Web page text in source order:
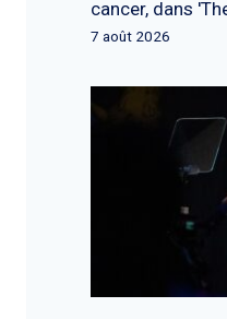
cancer, dans
7 août 2026